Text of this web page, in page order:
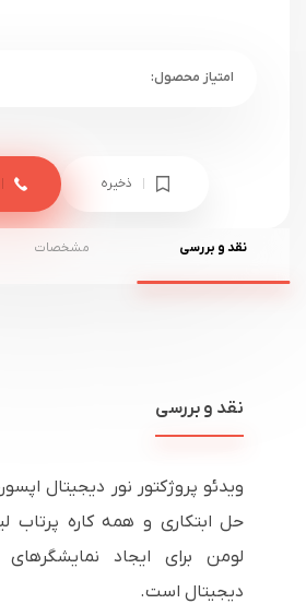
ذخیره
نقد و بررسی مشخصات
نقد و بررسی
لومن برای ایجاد
دیجیتال است.